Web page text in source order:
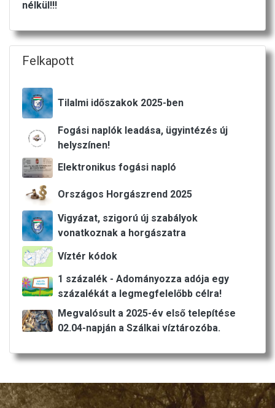
nélkül!!!
Felkapott
Tilalmi időszakok 2025-ben
Fogási naplók leadása, ügyintézés új
helyszínen!
Elektronikus fogási napló
Országos Horgászrend 2025
Vigyázat, szigorú új szabályok
vonatkoznak a horgászatra
Víztér kódok
1 százalék - Adományozza adója egy
százalékát a legmegfelelőbb célra!
Megvalósult a 2025-év első telepítése
02.04-napján a Szálkai víztározóba.